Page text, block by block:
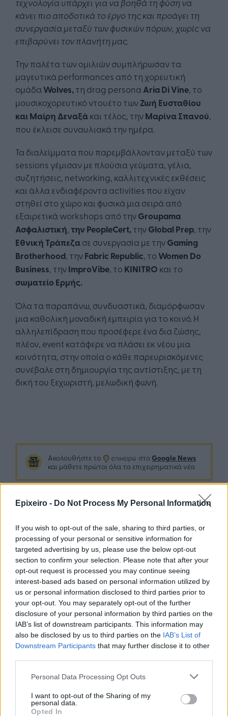
Epixeiro - Do Not Process My Personal Information
If you wish to opt-out of the sale, sharing to third parties, or
processing of your personal or sensitive information for
targeted advertising by us, please use the below opt-out
section to confirm your selection. Please note that after your
opt-out request is processed you may continue seeing
interest-based ads based on personal information utilized by
us or personal information disclosed to third parties prior to
your opt-out. You may separately opt-out of the further
disclosure of your personal information by third parties on the
IAB’s list of downstream participants. This information may
also be disclosed by us to third parties on the IAB’s List of
Downstream Participants that may further disclose it to other
Personal Data Processing Opt Outs
I want to opt-out of the Sharing of my
personal data.
Opted In
τεχνολογία υπάρχει για να βοηθά τη φύση να
κάνει πιο αποδοτικά το έργο τηςκαι προάγει τη
συνεργασία μεταξύ των φυσικών πόρων, χωρίς να
επιβαρύνει τον πλανήτη μας.
Την παλέτα των ομιλιών συμπλήρωσαν τα
μαγευτικά performances από τη χορευτική
ομάδα Wolves,τη drag persona Aria Di Vine, το
μουσικοχορευτικό ντουέτο τωνΖωή Ευσταθίου
και Μαίρη Δεναξάκαι τέλος, τηνΜαρίνα Σπανού,
που έκλεισε συναυλιακά την ημέρα.
Τα διαλείμματα που παρεμβάλλονταν μεταξύ των
sessions γέμισαν με πλούσια γεύματα, γέλια,
συζητήσεις, networking, καλλιτεχνικές εκθέσεις
και άλλα ενδιαφέροντα activities που είχαν
στηθεί στο χώρο και φυσικά μια σειρά από
εξαιρετικά workshops από τηνGroupama
Ασφαλιστική, την PeopleCert,τηνGlobal Prep, την
Εθνική Τράπεζασε συνεργασία με τηνGaming
Brotherhood, τηνFabric Republic, το Women Do
Business, τηνImproVibe, το KINITRO και το
σωματείο Ερμής.
Όλα τα παραπάνω, συνδυαστικά, διαμόρφωσαν
μια καθολική μοναδική εμπειρία για το κοινό. Η
αλληλεπίδραση που προσέφερε ένα δια ζώσης,
πλέον, event κατάφερε να πλάσει εκ νέου μια
κοινότητα, στην οποία ο κάθε παρευρισκόμενες
συνέβαλε στη δημιουργία της αντίστιξης, με τη
δική του ξεχωριστή, μελωδική φωνή.
Ακολουθήστε το στο Google News
και μάθετε πρώτοι όλα τα επιχειρηματικά νέα
Δείτε όλες τις τελευταίες επιχειρηματικές
Σχολιάστε
... σχόλια | Κάνε click για να σχολιάσεις